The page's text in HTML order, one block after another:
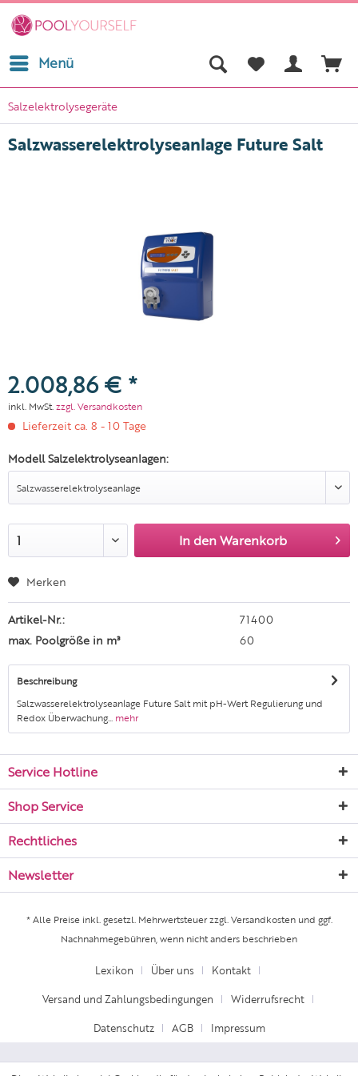
Menü
Salzelektrolysegeräte
Salzwasserelektrolyseanlage Future Salt
2.008,86 € *
inkl. MwSt. zzgl. Versandkosten
Lieferzeit ca. 8 - 10 Tage
Modell Salzelektrolyseanlagen:
In den Warenkorb
Merken
Artikel-Nr.:
71400
max. Poolgröße in m³
60
Beschreibung
Salzwasserelektrolyseanlage Future Salt mit pH-Wert Regulierung und
Redox Überwachung... mehr
Service Hotline
Shop Service
Rechtliches
Newsletter
* Alle Preise inkl. gesetzl. Mehrwertsteuer zzgl.Versandkostenund ggf.
Nachnahmegebühren, wenn nicht anders beschrieben
Lexikon Über uns Kontakt
Versand und Zahlungsbedingungen Widerrufsrecht
Datenschutz AGB Impressum